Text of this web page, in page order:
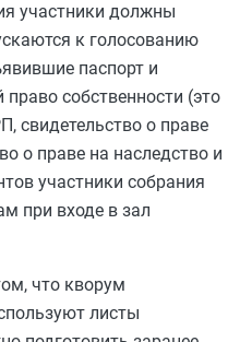
участники должны
к голосованию
паспорт и
собственности (это
свидетельство о праве
о праве на наследство и
участники собрания
при входе в зал
что кворум
листы